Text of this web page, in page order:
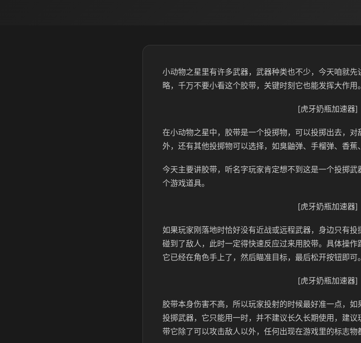
小动物之星里有许多武器，武器种类也不少，今天咱就
略，千万不要小看这个胶带，关键时刻它也能发挥大作用。
[虎牙奶瓶加速器]
在小动物之星中，胶带是一个投掷物，可以投掷出去，
外，还有其他投掷物可以选择，如臭鼬弹、手榴弹、香蕉
今天主要讲胶带，听名字玩家肯定想不到这是一个投掷
个游戏道具。
[虎牙奶瓶加速器]
如果玩家刚落地时恰好没有近战或远程武器，身边只有
碰到了敌人，此时一定得快速反应过来用胶带。具体操
它已经在角色手上了，然后瞄准目标，最后松开按钮即可。
[虎牙奶瓶加速器]
胶带本身伤害不高，所以玩家投射的时候最好准一点，
投掷武器，它只能用一时，并不建议长久长期使用，建
带它除了可以攻击敌人以外，任何出现在游戏里的标志物